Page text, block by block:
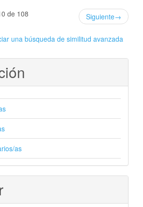
de 108
Siguiente→
una búsqueda de similitud avanzada
as